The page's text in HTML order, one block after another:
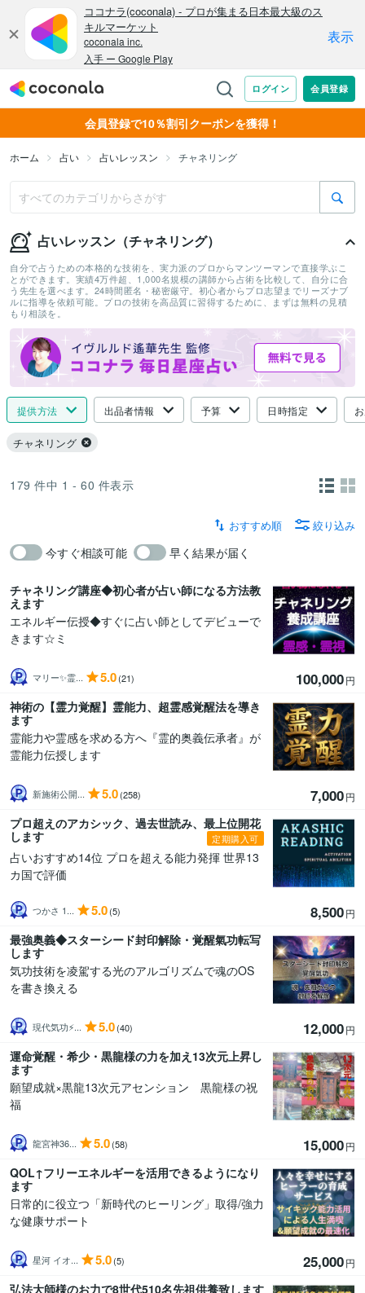
会員登録で10％割引クーポンを獲得！
ホーム 占い 占いレッスン チャネリング
占いレッスン（チャネリング）
自分で占うための本格的な技術を、実力派のプロからマンツーマンで直接学ぶこ
とができます。実績4万件超、1,000名規模の講師から占術を比較して、自分に合
う先生を選べます。24時間匿名・秘密厳守。初心者からプロ志望までリーズナブ
ルに指導を依頼可能。プロの技術を高品質に習得するために、まずは無料の見積
もり相談を。
提供方法 出品者情報 予算 日時指定
チャネリング
179 件中 1 - 60 件表示
今すぐ相談可能 早く結果が届く
おすすめ順 絞り込み
チャネリング講座◆初心者が占い師になる方法教
えます
エネルギー伝授◆すぐに占い師としてデビューで
きます☆ミ
マリー✨霊... 5.0(21) 100,000円
神術の【霊力覚醒】霊能力、超霊感覚醒法を導き
ます
霊能力や霊感を求める方へ『霊的奥義伝承者』が
霊能力伝授します
新施術公開... 5.0(258) 7,000円
プロ超えのアカシック、過去世読み、最上位開花
します
定期購入可
占いおすすめ14位 プロを超える能力発揮 世界13
カ国で評価
つかさ 1... 5.0(5) 8,500円
最強奥義◆スターシード封印解除・覚醒氣功転写
します
気功技術を凌駕する光のアルゴリズムで魂のOS
を書き換える
現代気功⚡... 5.0(40) 12,000円
運命覚醒・希少・黒龍様の力を加え13次元上昇し
ます
願望成就×黒龍13次元アセンション 黒龍様の祝
福
龍宮神36... 5.0(58) 15,000円
QOL↑フリーエネルギーを活用できるようになり
ます
日常的に役立つ「新時代のヒーリング」取得/強力
な健康サポート
星河 イオ... 5.0(5) 25,000円
弘法大師様のお力で8世代510名先祖供養致します